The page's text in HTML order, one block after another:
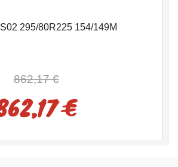
295/80R225 154/149M
862,17 €
€